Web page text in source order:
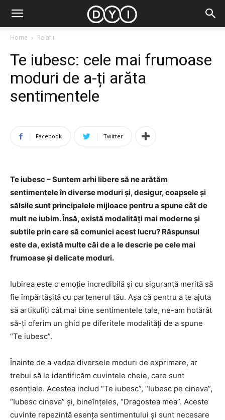
Home Relatii
Te iubesc: cele mai frumoase
moduri de a-ți arăta
sentimentele
Facebook Twitter
Te iubesc – Suntem arhi libere să ne arătăm
sentimentele în diverse moduri și, desigur, coapsele și
sălsile sunt principalele mijloace pentru a spune cât de
mult ne iubim. Însă, există modalități mai moderne și
subtile prin care să comunici acest lucru? Răspunsul
este da, există multe căi de a le descrie pe cele mai
frumoase și delicate moduri.
Iubirea este o emoție incredibilă și cu siguranță merită să
fie împărtășită cu partenerul tău. Așa că pentru a te ajuta
să artikuliți cât mai bine sentimentele tale, ne-am hotărât
să-ți oferim un ghid pe diferitele modalități de a spune
“Te iubesc”.
Înainte de a vedea diversele moduri de exprimare, ar
trebui să le identificăm cuvintele cheie, care sunt
esențiale. Acestea includ “Te iubesc”, “Iubesc pe cineva”,
“Iubesc cineva” și, bineînțeles, “Dragostea mea”. Aceste
cuvinte repezintă esența sentimentului și sunt necesare